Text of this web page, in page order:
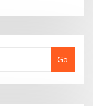
Go